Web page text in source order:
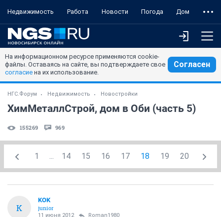
Недвижимость Работа Новости Погода Дом
На информационном ресурсе применяются cookie-
файлы. Оставаясь на сайте, вы подтверждаете свое
согласие на их использование.
Согласен
НГС.Форум Недвижимость Новостройки
ХимМеталлСтрой, дом в Оби (часть 5)
155269 969
1 ... 14 15 16 17 18 19 20
K
KOK
junior
11 июня 2012 Roman1980